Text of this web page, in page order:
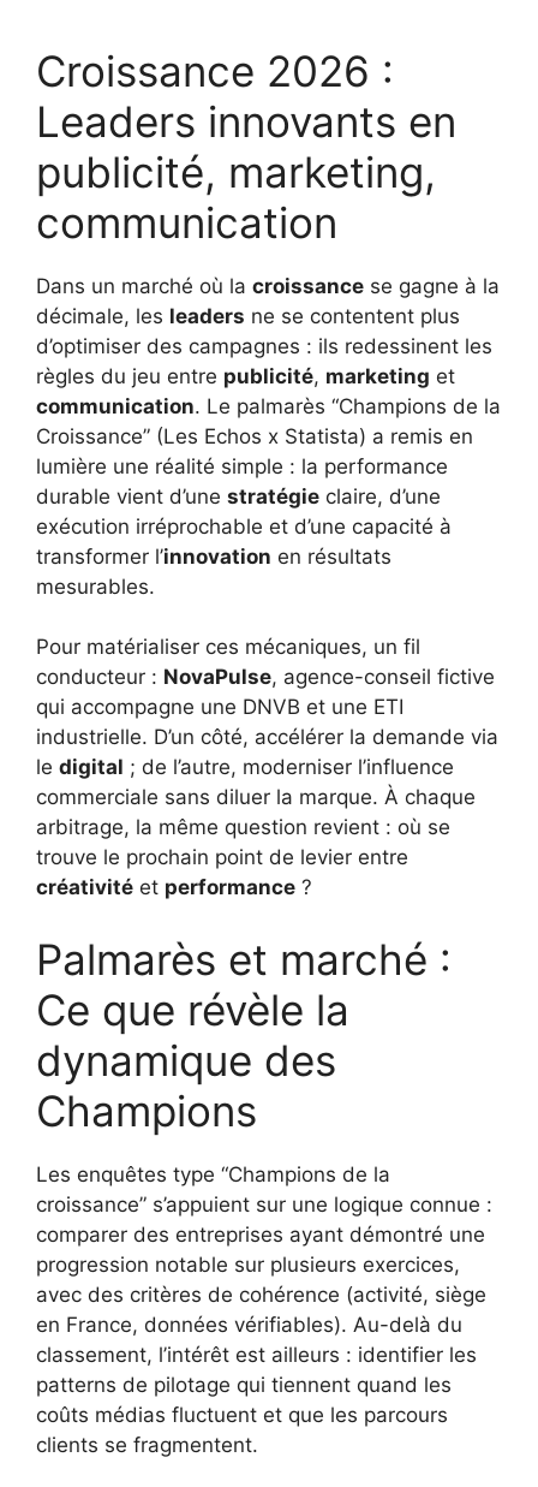
Croissance 2026 :
Leaders innovants en
publicité, marketing,
communication
Dans un marché où la croissance se gagne à la
décimale, les leaders ne se contentent plus
d’optimiser des campagnes : ils redessinent les
règles du jeu entre publicité, marketing et
communication. Le palmarès “Champions de la
Croissance” (Les Echos x Statista) a remis en
lumière une réalité simple : la performance
durable vient d’une stratégie claire, d’une
exécution irréprochable et d’une capacité à
transformer l’innovation en résultats
mesurables.
Pour matérialiser ces mécaniques, un fil
conducteur : NovaPulse, agence-conseil fictive
qui accompagne une DNVB et une ETI
industrielle. D’un côté, accélérer la demande via
le digital ; de l’autre, moderniser l’influence
commerciale sans diluer la marque. À chaque
arbitrage, la même question revient : où se
trouve le prochain point de levier entre
créativité et performance ?
Palmarès et marché :
Ce que révèle la
dynamique des
Champions
Les enquêtes type “Champions de la
croissance” s’appuient sur une logique connue :
comparer des entreprises ayant démontré une
progression notable sur plusieurs exercices,
avec des critères de cohérence (activité, siège
en France, données vérifiables). Au-delà du
classement, l’intérêt est ailleurs : identifier les
patterns de pilotage qui tiennent quand les
coûts médias fluctuent et que les parcours
clients se fragmentent.